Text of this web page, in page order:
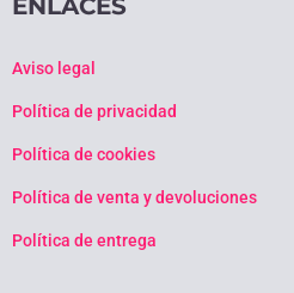
ENLACES
Aviso legal
Política de privacidad
Política de cookies
Política de venta y devoluciones
Política de entrega